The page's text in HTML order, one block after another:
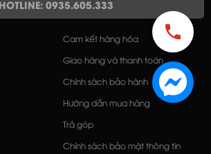
HOTLINE: 0935.605.333
Cam kết hàng hóa
Giao hàng và thanh toán
Chính sách bảo hành
Hướng dẫn mua hàng
Trả góp
Chính sách bảo mật thông tin